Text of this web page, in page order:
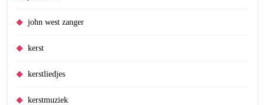
john west zanger
kerst
kerstliedjes
kerstmuziek